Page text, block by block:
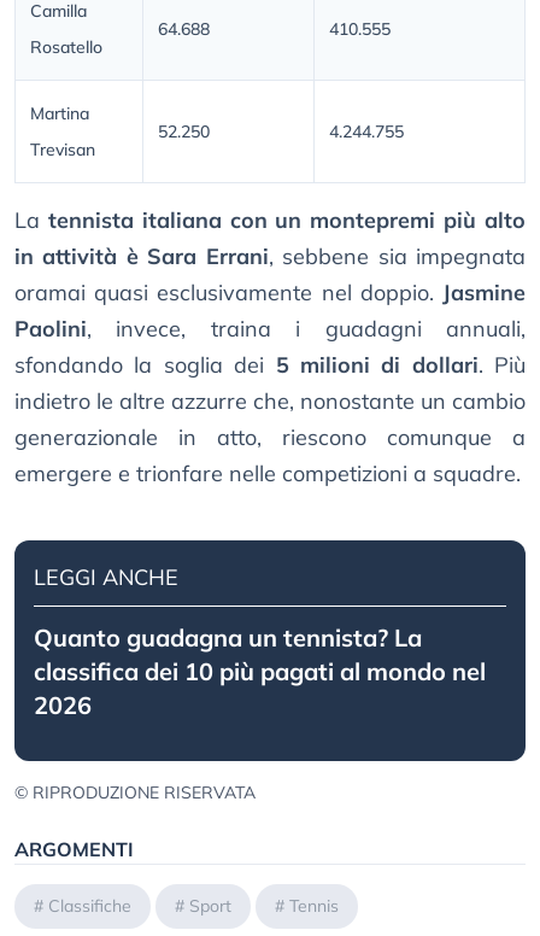
Camilla
Rosatello
64.688 410.555
Martina
Trevisan
52.250 4.244.755
La tennista italiana con un montepremi più alto
in attività è Sara Errani, sebbene sia impegnata
oramai quasi esclusivamente nel doppio. Jasmine
Paolini, invece, traina i guadagni annuali,
sfondando la soglia dei 5 milioni di dollari. Più
indietro le altre azzurre che, nonostante un cambio
generazionale in atto, riescono comunque a
emergere e trionfare nelle competizioni a squadre.
LEGGI ANCHE
Quanto guadagna un tennista? La
classifica dei 10 più pagati al mondo nel
2026
© RIPRODUZIONE RISERVATA
ARGOMENTI
# Classifiche # Sport # Tennis